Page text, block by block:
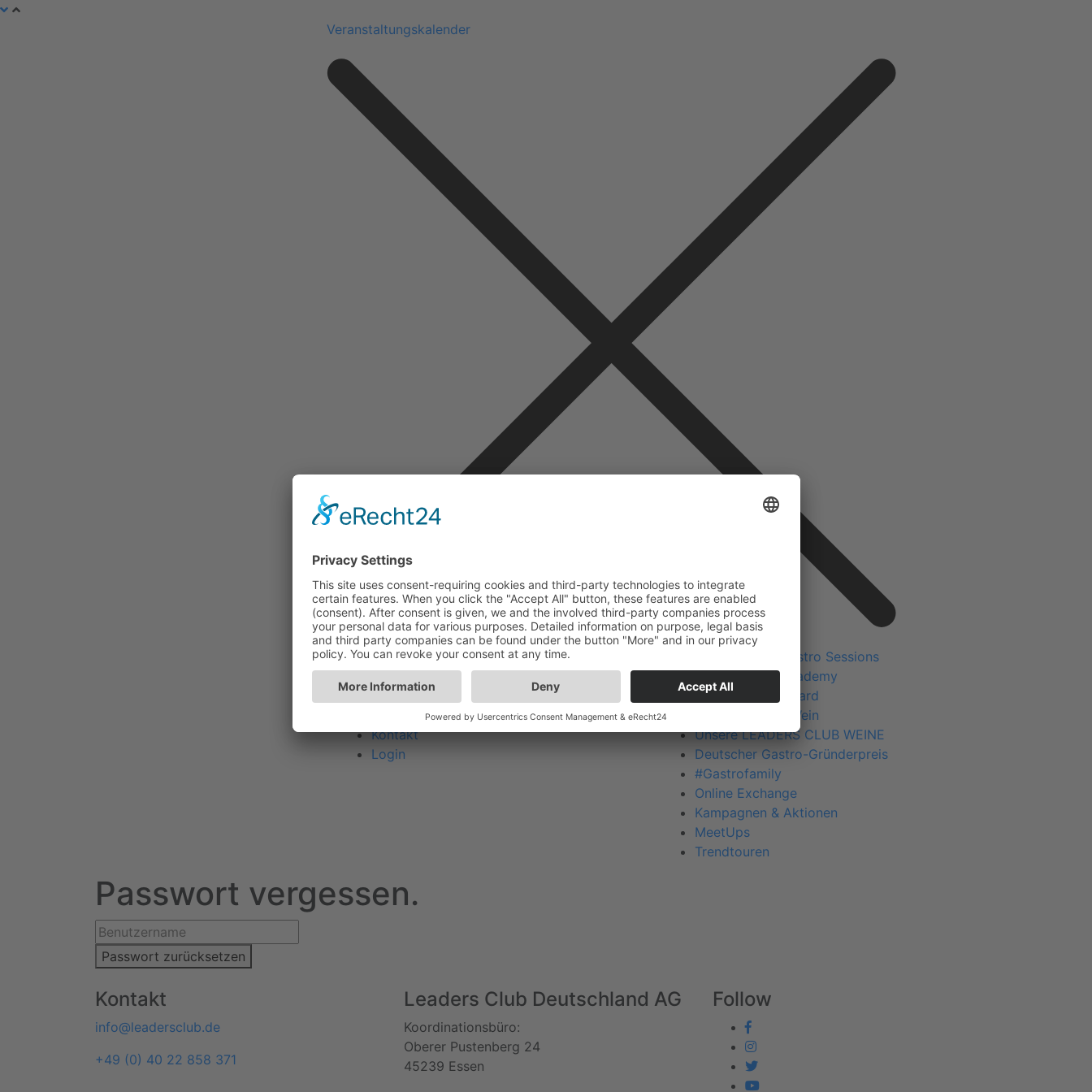
Veranstaltungskalender
Leaders Club erleben
Mitglieder kennenlernen
Veranstaltungskalender
News & Stories
Marktplatz
Kontakt
Login
Unsere Projekte
Leaders Club Gastro Sessions
Leaders Club Academy
Leaders Club Award
MUTMACHA! – Wein
Unsere LEADERS CLUB WEINE
Deutscher Gastro-Gründerpreis
#Gastrofamily
Online Exchange
Kampagnen & Aktionen
MeetUps
Trendtouren
Passwort vergessen.
Passwort zurücksetzen
Kontakt
info@leadersclub.de
+49 (0) 40 22 858 371
Leaders Club Deutschland AG
Koordinationsbüro:
Oberer Pustenberg 24
45239 Essen
Follow